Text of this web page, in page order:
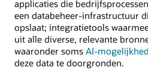
applicaties die
een databeheer-infrastructuur
opslaat; integratietools
uit alle diverse, relevante
waaronder soms AI-
deze data te doorgronden.